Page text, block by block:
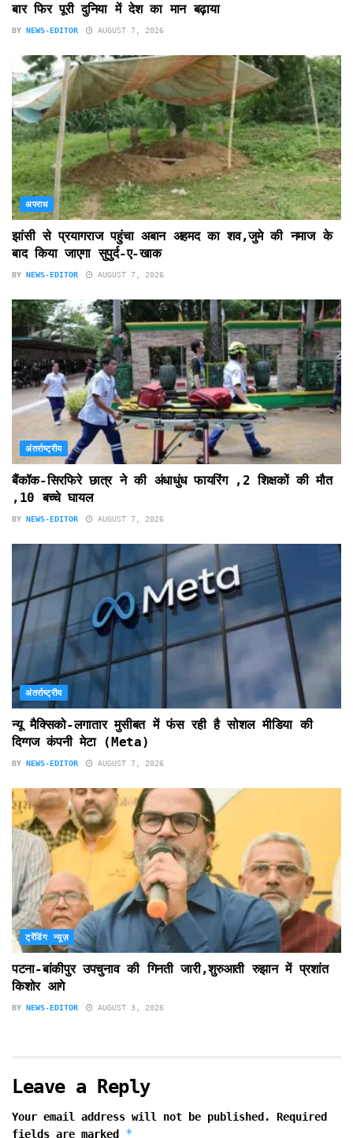
बार फिर पूरी दुनिया में देश का मान बढ़ाया
BY NEWS-EDITOR AUGUST 7, 2026
अपराध
झांसी से प्रयागराज पहुंचा अबान अहमद का शव,जुमे की नमाज के
बाद किया जाएगा सुपुर्द-ए-खाक
BY NEWS-EDITOR AUGUST 7, 2026
अंतर्राष्ट्रीय
बैंकॉक-सिरफिरे छात्र ने की अंधाधुंध फायरिंग ,2 शिक्षकों की मौत
,10 बच्चे घायल
BY NEWS-EDITOR AUGUST 7, 2026
अंतर्राष्ट्रीय
न्यू मैक्सिको-लगातार मुसीबत में फंस रही है सोशल मीडिया की
दिग्गज कंपनी मेटा (Meta)
BY NEWS-EDITOR AUGUST 7, 2026
ट्रेंडिंग न्यूज़
पटना-बांकीपुर उपचुनाव की गिनती जारी,शुरुआती रुझान में प्रशांत
किशोर आगे
BY NEWS-EDITOR AUGUST 3, 2026
Leave a Reply
Your email address will not be published.
Required
fields are marked *